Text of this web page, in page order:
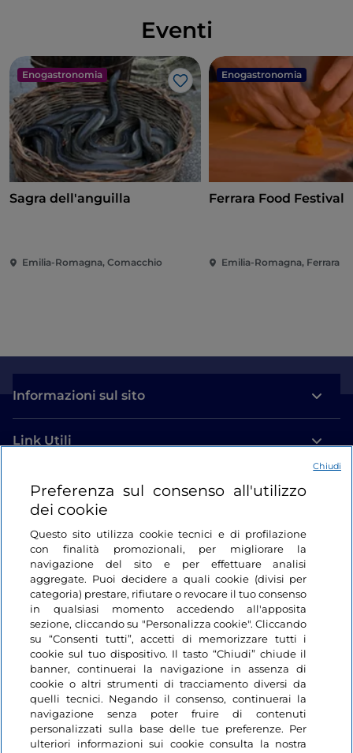
Eventi
Enogastronomia
Like
Sagra dell'anguilla
Emilia-Romagna, Comacchio
Enogastronomia
Ferrara Food Festival
Emilia-Romagna, Ferrara
Informazioni sul sito
Link Utili
Login
Restiamo in contatto
Preferenza sul consenso all'utilizzo
dei cookie
Questo sito utilizza cookie tecnici e di profilazione
con finalità promozionali, per migliorare la
navigazione del sito e per effettuare analisi
aggregate. Puoi decidere a quali cookie (divisi per
categoria) prestare, rifiutare o revocare il tuo consenso
in qualsiasi momento accedendo all'apposita
sezione, cliccando su "Personalizza cookie". Cliccando
su “Consenti tutti”, accetti di memorizzare tutti i
cookie sul tuo dispositivo. Il tasto “Chiudi” chiude il
banner, continuerai la navigazione in assenza di
cookie o altri strumenti di tracciamento diversi da
quelli tecnici. Negando il consenso, continuerai la
navigazione senza poter fruire di contenuti
personalizzati sulla base delle tue preferenze. Per
ulteriori informazioni sui cookie consulta la nostra
Chiudi